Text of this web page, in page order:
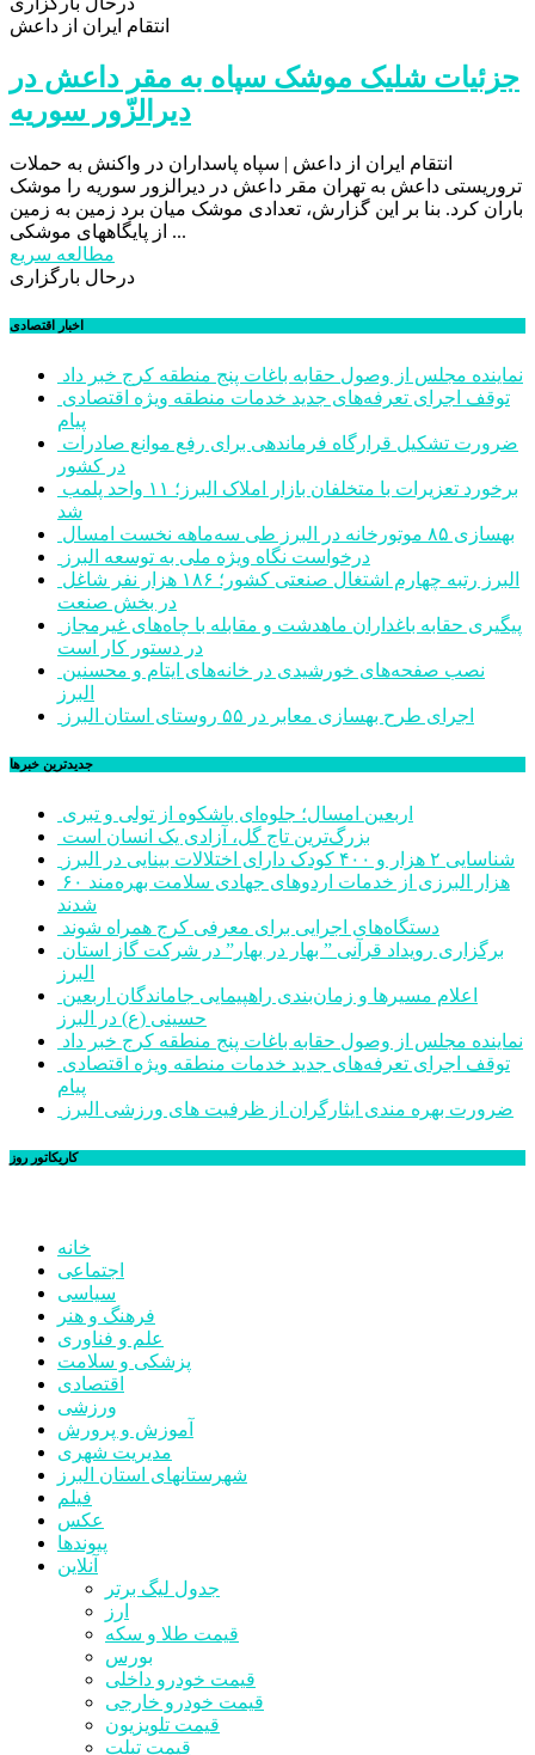
انتقام ایران از داعش
جزئیات شلیک موشک سپاه به مقر داعش در
دیرالزّور سوریه
انتقام ایران از داعش | سپاه پاسداران در واکنش به حملات
تروریستی داعش به تهران مقر داعش در دیرالزور سوریه را موشک
باران کرد. بنا بر این گزارش، تعدادی موشک میان برد زمین به زمین
از پایگاههای موشکی ...
مطالعه سریع
درحال بارگزاری
اخبار اقتصادی
نماینده مجلس از وصول حقابه باغات پنج منطقه کرج خبر داد
پیام
در کشور
شد
بهسازی ۸۵ موتورخانه در البرز طی سه‌ماهه نخست امسال
درخواست نگاه ویژه ملی به توسعه البرز
در بخش صنعت
در دستور کار است
البرز
اجرای طرح بهسازی معابر در ۵۵ روستای استان البرز
جديدترين خبرها
اربعین امسال؛ جلوه‌ای باشکوه از تولی و تبری
بزرگ‌ترین تاج گل، آزادی یک انسان است
شناسایی ۲ هزار و ۴۰۰ کودک دارای اختلالات بینایی در البرز
۶۰ هزار البرزی از خدمات اردوهای جهادی سلامت بهره‌مند
شدند
دستگاه‌های اجرایی برای معرفی کرج همراه شوند
البرز
حسینی (ع) در البرز
نماینده مجلس از وصول حقابه باغات پنج منطقه کرج خبر داد
پیام
ضرورت بهره مندی ایثارگران از ظرفیت های ورزشی البرز
کاریکاتور روز
خانه
اجتماعی
سیاسی
فرهنگ و هنر
علم و فناوری
پزشکی و سلامت
اقتصادی
ورزشی
آموزش و پرورش
مدیریت شهری
شهرستانهای استان البرز
فیلم
عکس
پیوندها
آنلاین
جدول لیگ برتر
ارز
قیمت طلا و سکه
بورس
قیمت خودرو داخلی
قیمت خودرو خارجی
قیمت تلویزیون
قیمت تبلت